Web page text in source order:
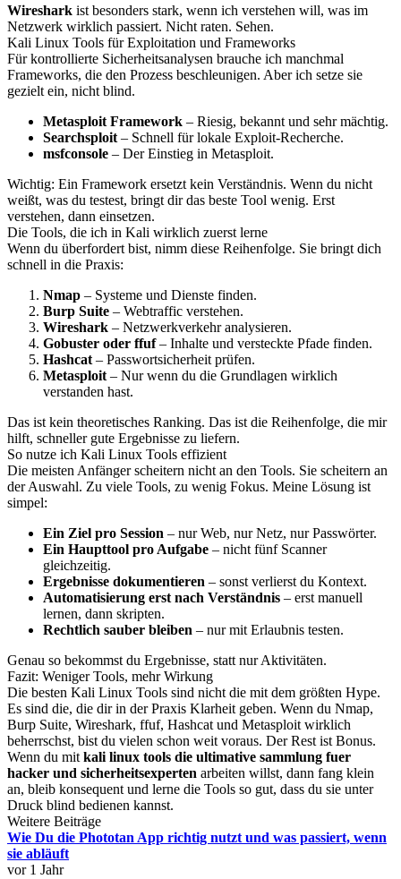
Wireshark ist besonders stark, wenn ich verstehen will, was im
Netzwerk wirklich passiert. Nicht raten. Sehen.
Kali Linux Tools für Exploitation und Frameworks
Für kontrollierte Sicherheitsanalysen brauche ich manchmal
Frameworks, die den Prozess beschleunigen. Aber ich setze sie
gezielt ein, nicht blind.
Metasploit Framework – Riesig, bekannt und sehr mächtig.
Searchsploit – Schnell für lokale Exploit-Recherche.
msfconsole – Der Einstieg in Metasploit.
Wichtig: Ein Framework ersetzt kein Verständnis. Wenn du nicht
weißt, was du testest, bringt dir das beste Tool wenig. Erst
verstehen, dann einsetzen.
Die Tools, die ich in Kali wirklich zuerst lerne
Wenn du überfordert bist, nimm diese Reihenfolge. Sie bringt dich
schnell in die Praxis:
Nmap – Systeme und Dienste finden.
Burp Suite – Webtraffic verstehen.
Wireshark – Netzwerkverkehr analysieren.
Gobuster oder ffuf– Inhalte und versteckte Pfade finden.
Hashcat – Passwortsicherheit prüfen.
Metasploit – Nur wenn du die Grundlagen wirklich
verstanden hast.
Das ist kein theoretisches Ranking. Das ist die Reihenfolge, die mir
hilft, schneller gute Ergebnisse zu liefern.
So nutze ich Kali Linux Tools effizient
Die meisten Anfänger scheitern nicht an den Tools. Sie scheitern an
der Auswahl. Zu viele Tools, zu wenig Fokus. Meine Lösung ist
simpel:
Ein Ziel pro Session – nur Web, nur Netz, nur Passwörter.
Ein Haupttool pro Aufgabe – nicht fünf Scanner
gleichzeitig.
Ergebnisse dokumentieren – sonst verlierst du Kontext.
Automatisierung erst nach Verständnis – erst manuell
lernen, dann skripten.
Rechtlich sauber bleiben – nur mit Erlaubnis testen.
Genau so bekommst du Ergebnisse, statt nur Aktivitäten.
Fazit: Weniger Tools, mehr Wirkung
Die besten Kali Linux Tools sind nicht die mit dem größten Hype.
Es sind die, die dir in der Praxis Klarheit geben. Wenn du Nmap,
Burp Suite, Wireshark, ffuf, Hashcat und Metasploit wirklich
beherrschst, bist du vielen schon weit voraus. Der Rest ist Bonus.
Wenn du mit kali linux tools die ultimative sammlung fuer
hacker und sicherheitsexperten arbeiten willst, dann fang klein
an, bleib konsequent und lerne die Tools so gut, dass du sie unter
Druck blind bedienen kannst.
Weitere Beiträge
Wie Du die Phototan App richtig nutzt und was passiert, wenn
sie abläuft
vor 1 Jahr